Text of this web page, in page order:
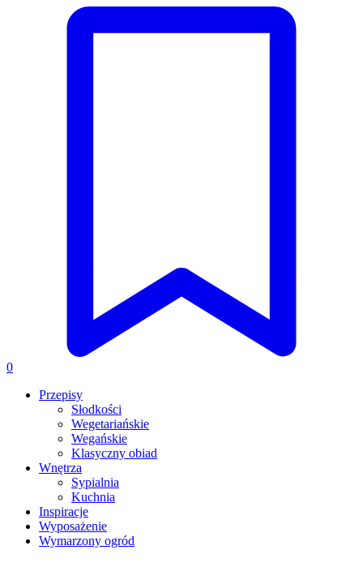
0
Przepisy
Słodkości
Wegetariańskie
Wegańskie
Klasyczny obiad
Wnętrza
Sypialnia
Kuchnia
Inspiracje
Wyposażenie
Wymarzony ogród